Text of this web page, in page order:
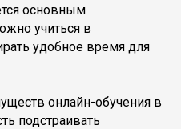
основным
учиться в
удобное время для
онлайн-обучения в
подстраивать